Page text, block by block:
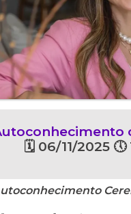
🗓 06/11/2025 🕔